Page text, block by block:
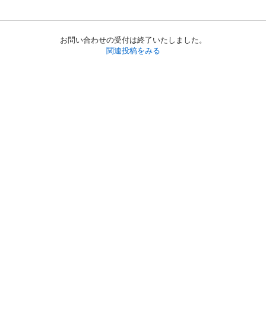
お問い合わせの受付は終了いたしました。
関連投稿をみる